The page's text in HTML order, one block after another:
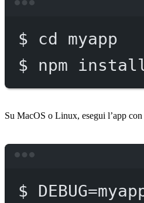
$ cd
myapp
$
npm
Su MacOS o Linux, esegui l’app
$